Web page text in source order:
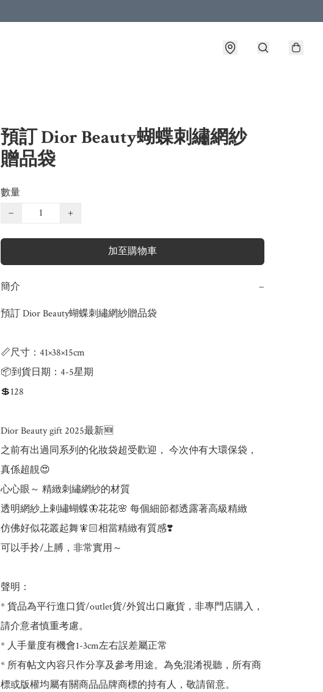
預訂 Dior Beauty蝴蝶刺繡網紗
贈品袋
數量
−
+
加至購物車
簡介 −
預訂 Dior Beauty蝴蝶刺繡網紗贈品袋
📏尺寸：41×38×15cm
📦到貨日期：4-5星期
💲128
Dior Beauty gift 2025最新🆕
之前有出過同系列的化妝袋超受歡迎， 今次仲有大環保袋，
真係超靚😍
心心眼～ 精緻刺繡網紗的材質
透明網紗上剌繡蝴蝶🦋花花🌸 每個細節都透露著高級精緻
仿佛好似花叢起舞🧚🏻相當精緻有質感❣️
可以手拎/上膊，非常實用～
聲明：
* 貨品為平行進口貨/outlet貨/外貿出口廠貨，非專門店購入，
請介意者慎重考慮。
* 人手量度有機會1-3cm左右誤差屬正常
* 所有帖文內容只作分享及參考用途。為免混淆視聽，所有商
標或版權均屬有關商品品牌商標的持有人，敬請留意。